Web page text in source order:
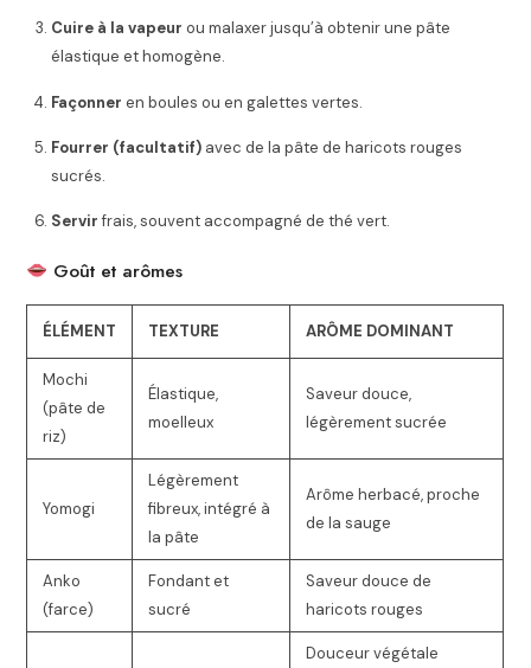
Cuire à la vapeur ou malaxer jusqu’à obtenir une pâte
élastique et homogène.
Façonner en boules ou en galettes vertes.
Fourrer (facultatif) avec de la pâte de haricots rouges
sucrés.
Servirfrais, souvent accompagné de thé vert.
Goût et arômes
ÉLÉMENT TEXTURE ARÔME DOMINANT
Mochi
(pâte de
riz)
Élastique,
moelleux
Saveur douce,
légèrement sucrée
Yomogi
Légèrement
fibreux, intégré à
la pâte
Arôme herbacé, proche
de la sauge
Anko
(farce)
Fondant et
sucré
Saveur douce de
haricots rouges
Douceur végétale